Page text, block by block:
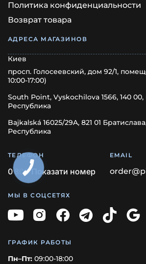
Политика конфиденциальности
Возврат товара
АДРЕСА МАГАЗИНОВ
Киев
просп. Голосеевский, дом 92/1,
10:00-17:00)
South Point, Vyskochilova 1566, 140
Республика
Bajkalská 16025/29A, 821 01
Республика
ТЕЛЕФОН
08 00 Показати номер
EMAIL
МЫ В СОЦСЕТЯХ
ГРАФИК РАБОТЫ
Пн–Пт: 09:00-18:00